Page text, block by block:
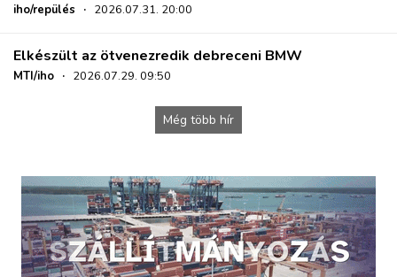
iho/repülés · 2026.07.31. 20:00
Elkészült az ötvenezredik debreceni BMW
MTI/iho · 2026.07.29. 09:50
Még több hír